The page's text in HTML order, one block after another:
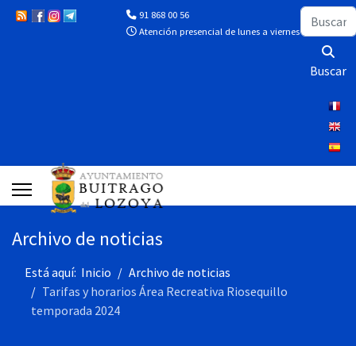
91 868 00 56
Atención presencial de lunes a viernes de 10:00 a
Buscar
Buscar
Archivo de noticias
Está aquí: Inicio
Archivo de noticias
Tarifas y horarios Área Recreativa Riosequillo
temporada 2024